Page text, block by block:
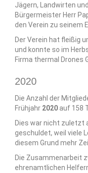
Jägern, Landwirten
Bürgermeister Herr
den Verein zu seinem
Der Verein hat fleißig
und konnte so im
Firma thermal Drones
2020
Die Anzahl der
Frühjahr 2020 auf 158
Dies war nicht zuletzt
geschuldet, weil viele
diesem Grund mehr
Die Zusammenarbeit
ehrenamtlichen